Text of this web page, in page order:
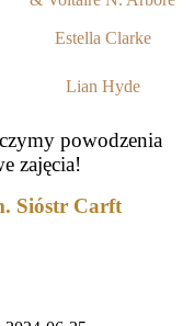
Estella Clarke
Lian Hyde
powodzenia
zajęcia!
Sióstr Carft